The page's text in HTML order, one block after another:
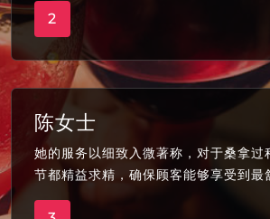
2
陈女士
她的服务以细致入微著称，对于桑拿过
节都精益求精，确保顾客能够享受到最